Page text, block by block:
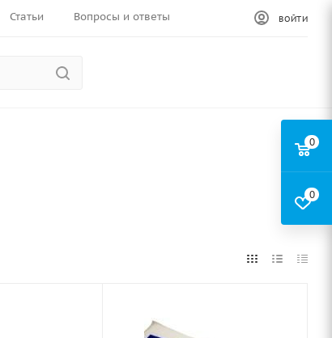
Статьи Вопросы и ответы ВОЙТИ
0
0